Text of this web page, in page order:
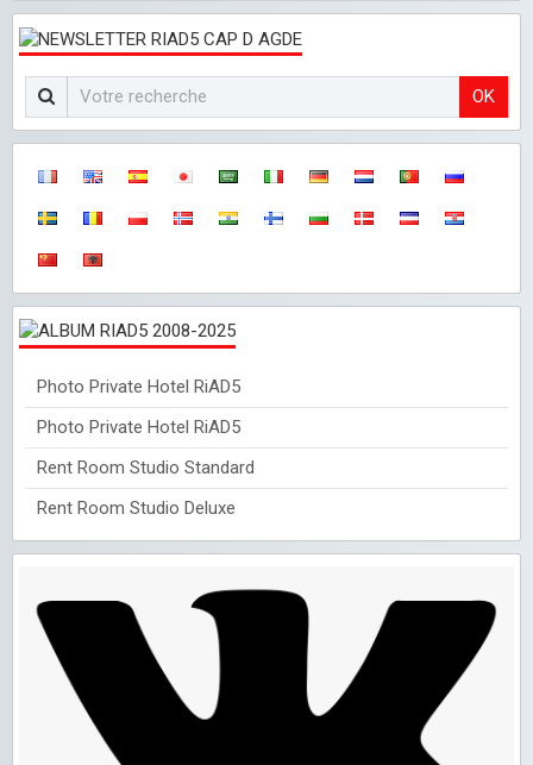
OK
Photo Private Hotel RiAD5
Photo Private Hotel RiAD5
Rent Room Studio Standard
Rent Room Studio Deluxe